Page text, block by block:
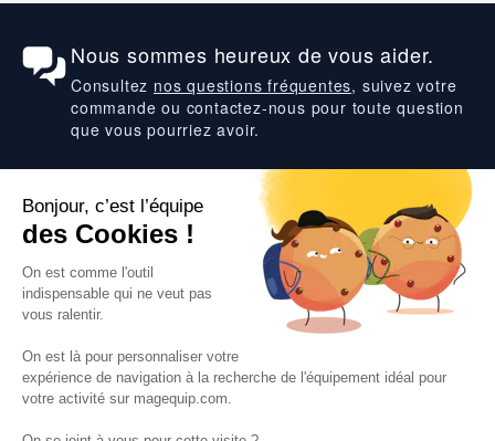
Nous sommes heureux de vous aider.
Consultez nos questions fréquentes, suivez votre
commande ou contactez-nous pour toute question
que vous pourriez avoir.
Suivez-nous
VOS SERVICES
VOS DEMANDES